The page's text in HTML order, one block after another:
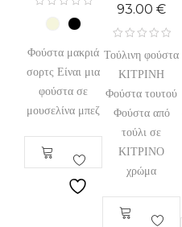
Φούστα μακριά
σορτς Είναι μια
φούστα σε
μουσελίνα μπεζ
93.00 €
Τούλινη φούστα
ΚΙΤΡΙΝΗ
Φούστα τουτού
Φούστα από
τούλι σε
ΚΙΤΡΙΝΟ
χρώμα